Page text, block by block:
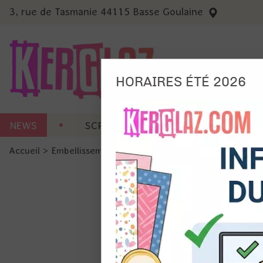
3, rue de Tasmanie 44115 Basse Goulaine
NEWS SCRAP CARTERIE MACHINES
Accueil > Embellissement > Ficelle en
Ils
et du
précises
Si vous
de la
HORAIRES ÉTÉ 2026